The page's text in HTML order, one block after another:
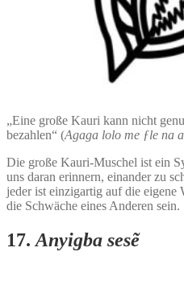
„Eine große Kauri kann nicht
bezahlen“ (Agaga lolo me ƒle na
Die große Kauri-Muschel ist ein
uns daran erinnern, einander zu
jeder ist einzigartig auf die eigene
die Schwäche eines Anderen sein.
17. Anyigba sesẽ